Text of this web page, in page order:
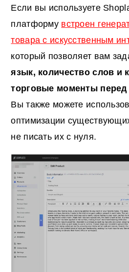
Если вы используете
платформу встроен
товара с искусственным
который позволяет вам
язык, количество слов и
торговые моменты перед
Вы также можете
оптимизации
не писать их с нуля.